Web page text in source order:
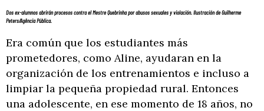
Dos ex-alumnos abrirán procesos contra el Mestre Quebrinha por abusos sexuales y violación. Ilustración de Guilherme
Peters/Agência Pública.
Era común que los estudiantes más
prometedores, como Aline, ayudaran en la
organización de los entrenamientos e incluso a
limpiar la pequeña propiedad rural. Entonces
una adolescente, en ese momento de 18 años, no